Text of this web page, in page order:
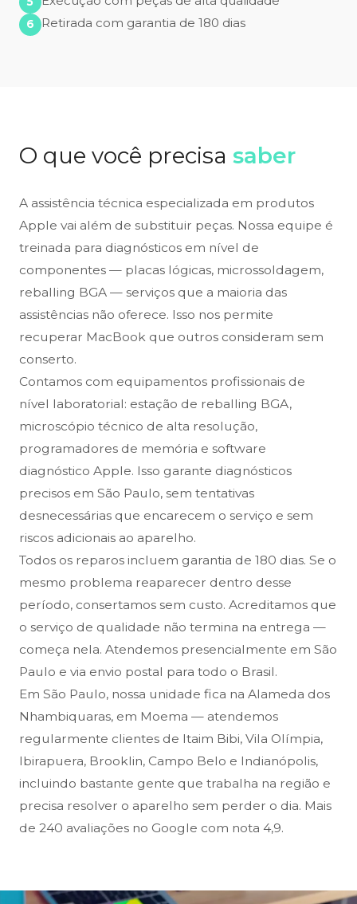
Retirada com garantia de 180 dias
O que você precisa saber
A assistência técnica especializada em produtos
Apple vai além de substituir peças. Nossa equipe é
treinada para diagnósticos em nível de
componentes — placas lógicas, microssoldagem,
reballing BGA — serviços que a maioria das
assistências não oferece. Isso nos permite
recuperar MacBook que outros consideram sem
conserto.
Contamos com equipamentos profissionais de
nível laboratorial: estação de reballing BGA,
microscópio técnico de alta resolução,
programadores de memória e software
diagnóstico Apple. Isso garante diagnósticos
precisos em São Paulo, sem tentativas
desnecessárias que encarecem o serviço e sem
riscos adicionais ao aparelho.
Todos os reparos incluem garantia de 180 dias. Se o
mesmo problema reaparecer dentro desse
período, consertamos sem custo. Acreditamos que
o serviço de qualidade não termina na entrega —
começa nela. Atendemos presencialmente em São
Paulo e via envio postal para todo o Brasil.
Em São Paulo, nossa unidade fica na Alameda dos
Nhambiquaras, em Moema — atendemos
regularmente clientes de Itaim Bibi, Vila Olímpia,
Ibirapuera, Brooklin, Campo Belo e Indianópolis,
incluindo bastante gente que trabalha na região e
precisa resolver o aparelho sem perder o dia. Mais
de 240 avaliações no Google com nota 4,9.